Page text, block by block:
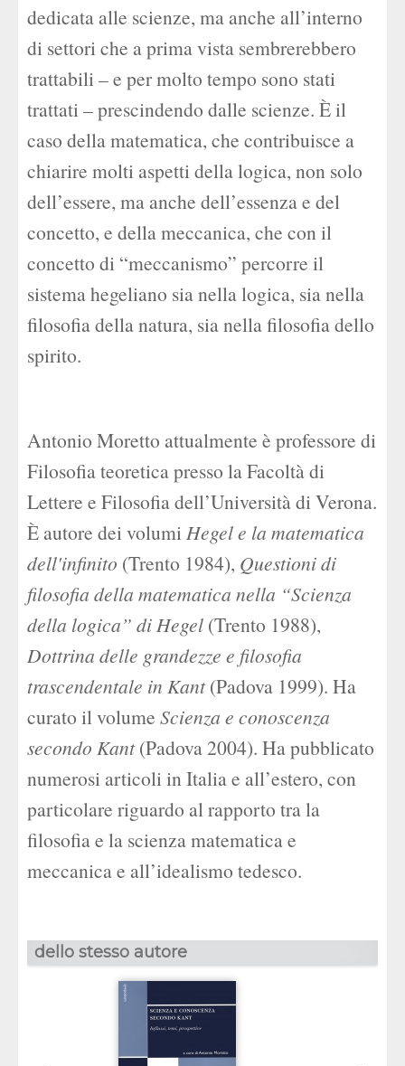
dedicata alle scienze, ma anche all’interno
di settori che a prima vista sembrerebbero
trattabili – e per molto tempo sono stati
trattati – prescindendo dalle scienze. È il
caso della matematica, che contribuisce a
chiarire molti aspetti della logica, non solo
dell’essere, ma anche dell’essenza e del
concetto, e della meccanica, che con il
concetto di “meccanismo” percorre il
sistema hegeliano sia nella logica, sia nella
filosofia della natura, sia nella filosofia dello
spirito.
Antonio Moretto attualmente è professore di
Filosofia teoretica presso la Facoltà di
Lettere e Filosofia dell’Università di Verona.
È autore dei volumiHegel e la matematica
dell'infinito (Trento 1984), Questioni di
filosofia della matematica nella “Scienza
della logica” di Hegel (Trento 1988),
Dottrina delle grandezze e filosofia
trascendentale in Kant(Padova 1999). Ha
curato il volume Scienza e conoscenza
secondo Kant(Padova 2004). Ha pubblicato
numerosi articoli in Italia e all’estero, con
particolare riguardo al rapporto tra la
filosofia e la scienza matematica e
meccanica e all’idealismo tedesco.
dello stesso autore